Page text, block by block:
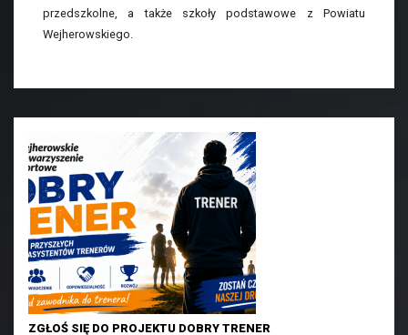
przedszkolne, a także szkoły podstawowe z Powiatu
Wejherowskiego.
ZGŁOŚ SIĘ DO PROJEKTU DOBRY TRENER